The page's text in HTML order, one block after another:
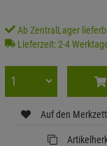
Ab ZentralLager
Lieferzeit: 2-4
Auf den